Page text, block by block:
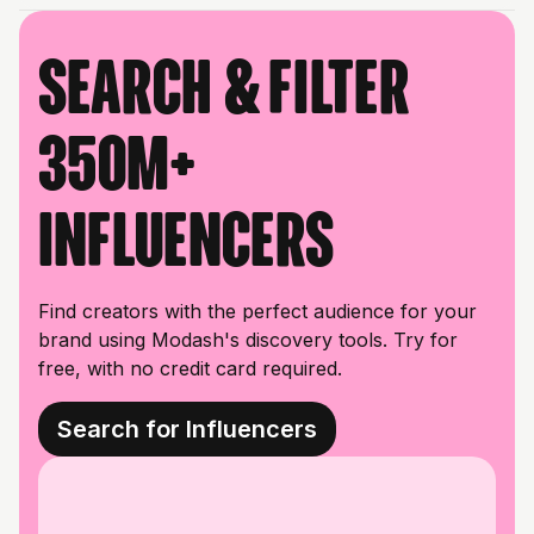
Search & filter
350M+
influencers
Find creators with the perfect audience for your
brand using Modash's discovery tools. Try for
free, with no credit card required.
Search for Influencers